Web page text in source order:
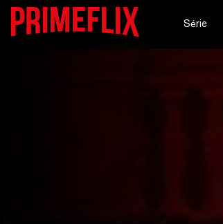
Série